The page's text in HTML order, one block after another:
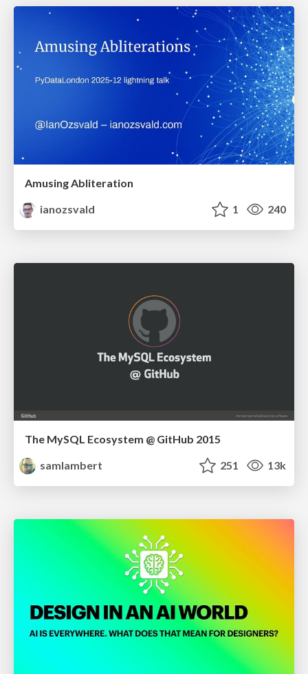
Amusing Abliteration
ianozsvald
1 240
The MySQL Ecosystem @ GitHub 2015
samlambert
251 13k